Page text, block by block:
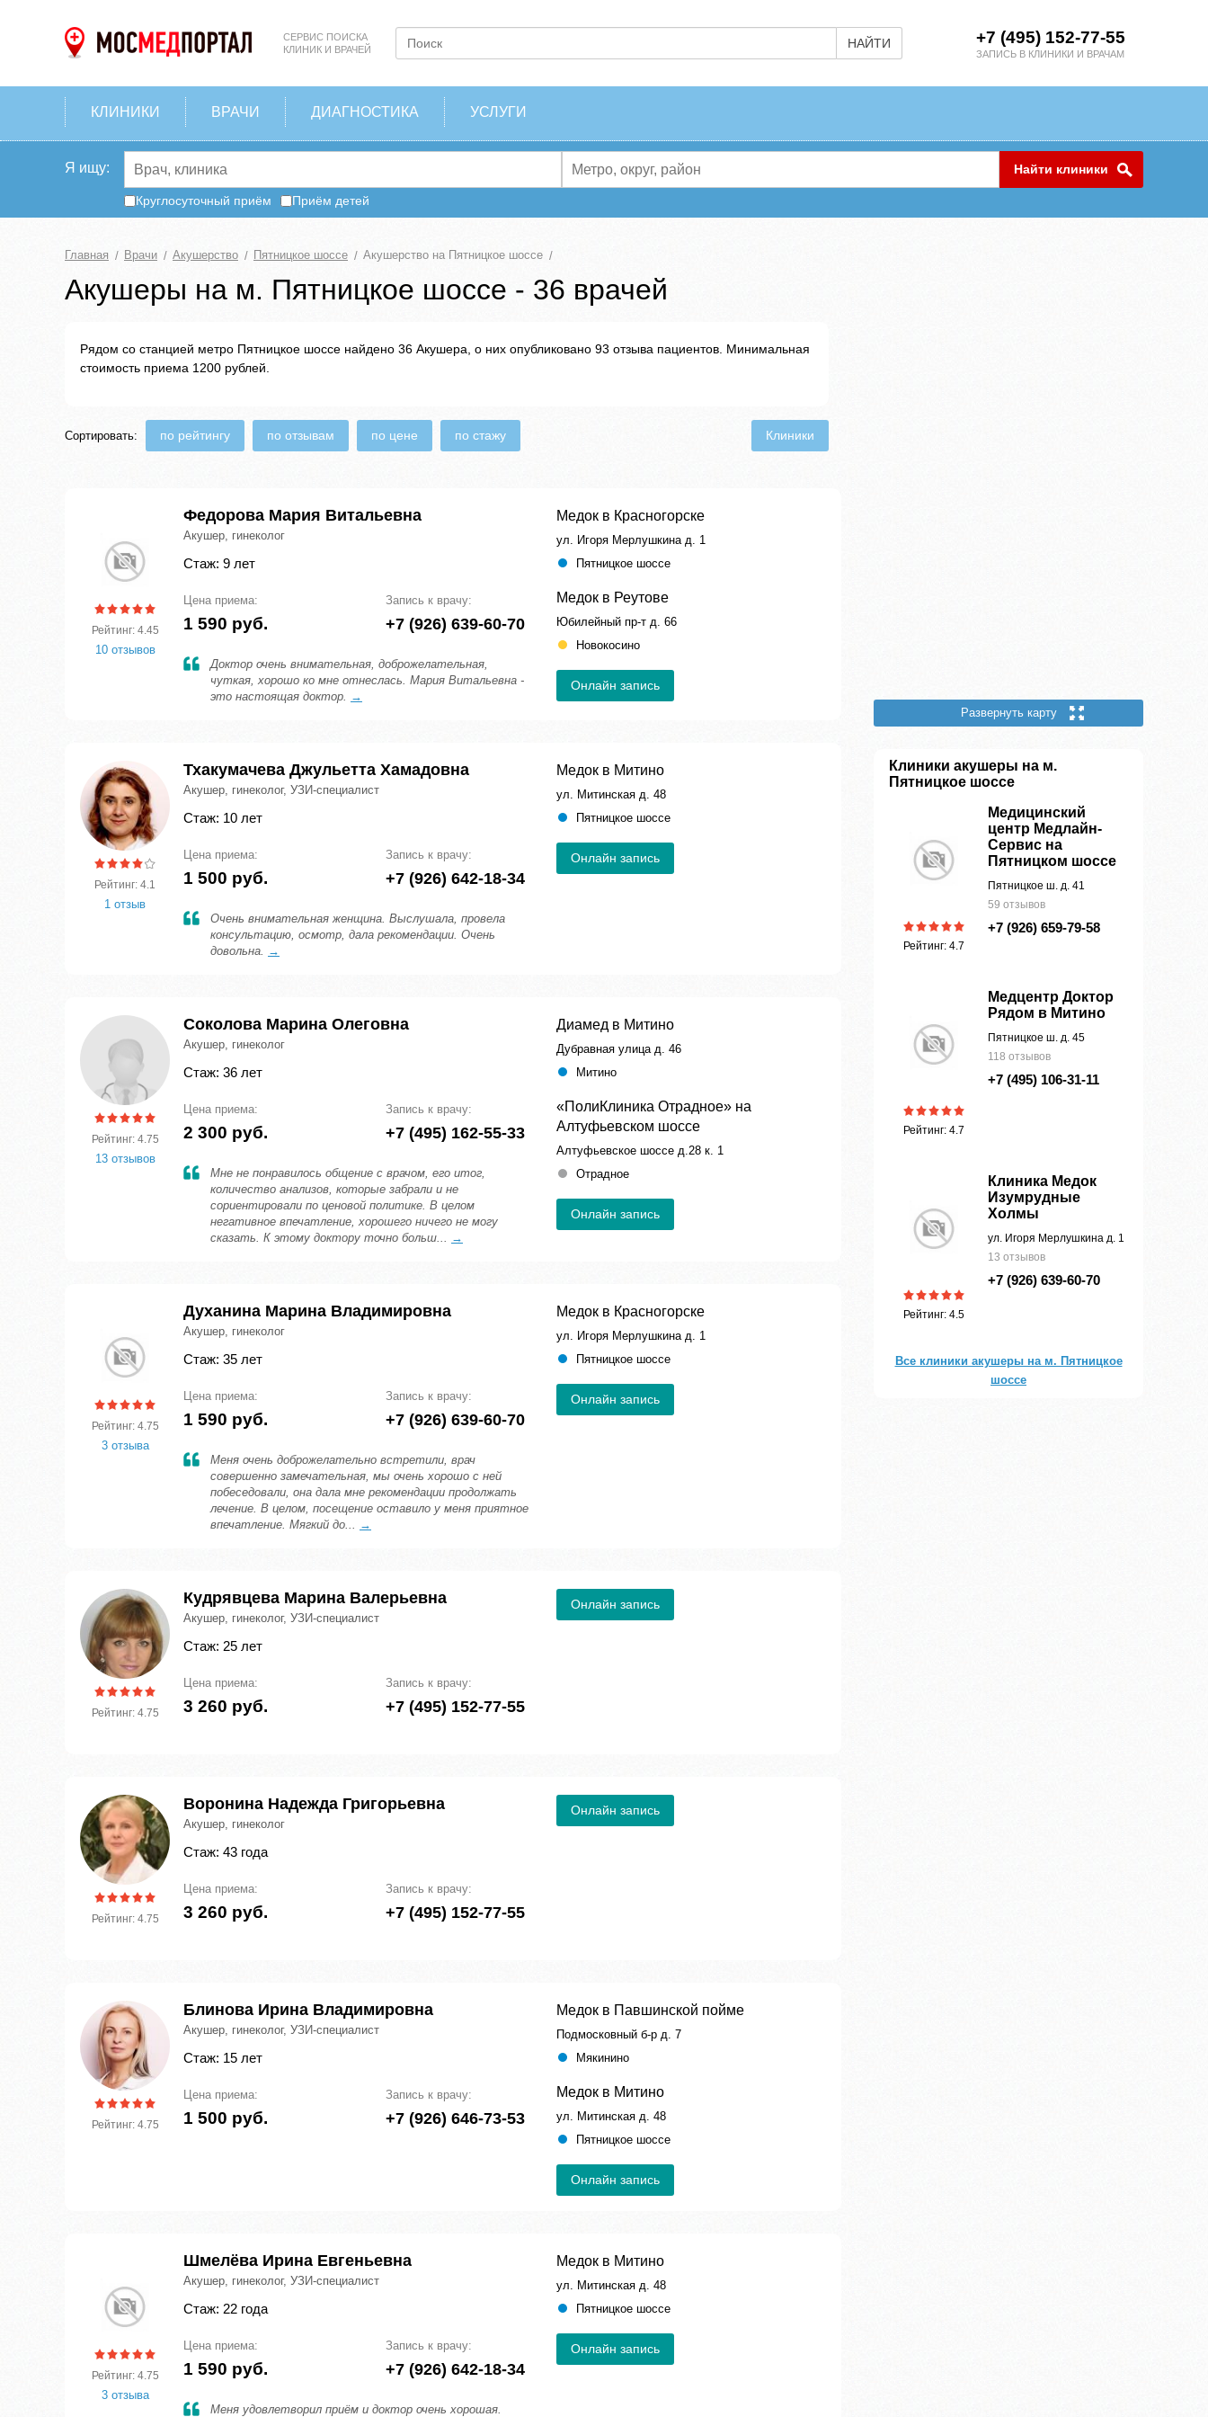
СЕРВИС ПОИСКА
КЛИНИК И ВРАЧЕЙ
НАЙТИ +7 (495) 152-77-55
ЗАПИСЬ В КЛИНИКИ И ВРАЧАМ
КЛИНИКИ ВРАЧИ ДИАГНОСТИКА УСЛУГИ
Я ищу: Найти клиники
Круглосуточный приём Приём детей
Главная Врачи Акушерство Пятницкое шоссе Акушерство на Пятницкое шоссе
Акушеры на м. Пятницкое шоссе - 36 врачей
Рядом со станцией метро Пятницкое шоссе найдено 36 Акушера, о них опубликовано 93 отзыва пациентов. Минимальная
стоимость приема 1200 рублей.
Клиники
Сортировать: по рейтингу по отзывам по цене по стажу
Рейтинг: 4.45
10 отзывов
Федорова Мария Витальевна
Акушер, гинеколог
Стаж: 9 лет
Цена приема:
1 590 руб.
Запись к врачу:
+7 (926) 639-60-70
Доктор очень внимательная, доброжелательная,
чуткая, хорошо ко мне отнеслась. Мария Витальевна -
это настоящая доктор. →
Медок в Красногорске
ул. Игоря Мерлушкина д. 1
Пятницкое шоссе
Медок в Реутове
Юбилейный пр-т д. 66
Новокосино
Онлайн запись
Рейтинг: 4.1
1 отзыв
Тхакумачева Джульетта Хамадовна
Акушер, гинеколог, УЗИ-специалист
Стаж: 10 лет
Цена приема:
1 500 руб.
Запись к врачу:
+7 (926) 642-18-34
Очень внимательная женщина. Выслушала, провела
консультацию, осмотр, дала рекомендации. Очень
довольна. →
Медок в Митино
ул. Митинская д. 48
Пятницкое шоссе
Онлайн запись
Рейтинг: 4.75
13 отзывов
Соколова Марина Олеговна
Акушер, гинеколог
Стаж: 36 лет
Цена приема:
2 300 руб.
Запись к врачу:
+7 (495) 162-55-33
Мне не понравилось общение с врачом, его итог,
количество анализов, которые забрали и не
сориентировали по ценовой политике. В целом
негативное впечатление, хорошего ничего не могу
сказать. К этому доктору точно больш... →
Диамед в Митино
Дубравная улица д. 46
Митино
«ПолиКлиника Отрадное» на
Алтуфьевском шоссе
Алтуфьевское шоссе д.28 к. 1
Отрадное
Онлайн запись
Рейтинг: 4.75
3 отзыва
Духанина Марина Владимировна
Акушер, гинеколог
Стаж: 35 лет
Цена приема:
1 590 руб.
Запись к врачу:
+7 (926) 639-60-70
Меня очень доброжелательно встретили, врач
совершенно замечательная, мы очень хорошо с ней
побеседовали, она дала мне рекомендации продолжать
лечение. В целом, посещение оставило у меня приятное
впечатление. Мягкий до... →
Медок в Красногорске
ул. Игоря Мерлушкина д. 1
Пятницкое шоссе
Онлайн запись
Рейтинг: 4.75
Кудрявцева Марина Валерьевна
Акушер, гинеколог, УЗИ-специалист
Стаж: 25 лет
Цена приема:
3 260 руб.
Запись к врачу:
+7 (495) 152-77-55
Онлайн запись
Рейтинг: 4.75
Воронина Надежда Григорьевна
Акушер, гинеколог
Стаж: 43 года
Цена приема:
3 260 руб.
Запись к врачу:
+7 (495) 152-77-55
Онлайн запись
Рейтинг: 4.75
Блинова Ирина Владимировна
Акушер, гинеколог, УЗИ-специалист
Стаж: 15 лет
Цена приема:
1 500 руб.
Запись к врачу:
+7 (926) 646-73-53
Медок в Павшинской пойме
Подмосковный б-р д. 7
Мякинино
Медок в Митино
ул. Митинская д. 48
Пятницкое шоссе
Онлайн запись
Рейтинг: 4.75
3 отзыва
Шмелёва Ирина Евгеньевна
Акушер, гинеколог, УЗИ-специалист
Стаж: 22 года
Цена приема:
1 590 руб.
Запись к врачу:
+7 (926) 642-18-34
Меня удовлетворил приём и доктор очень хорошая.
Медок в Митино
ул. Митинская д. 48
Пятницкое шоссе
Онлайн запись
Развернуть карту
Клиники акушеры на м.
Пятницкое шоссе
Рейтинг: 4.7
Медицинский
центр Медлайн-
Сервис на
Пятницком шоссе
Пятницкое ш. д. 41
59 отзывов
+7 (926) 659-79-58
Рейтинг: 4.7
Медцентр Доктор
Рядом в Митино
Пятницкое ш. д. 45
118 отзывов
+7 (495) 106-31-11
Рейтинг: 4.5
Клиника Медок
Изумрудные
Холмы
ул. Игоря Мерлушкина д. 1
13 отзывов
+7 (926) 639-60-70
Все клиники акушеры на м. Пятницкое
шоссе